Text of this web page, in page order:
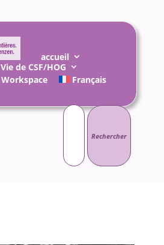
accueil
Vie de CSF/HOG
Workspace
Français
Rechercher :